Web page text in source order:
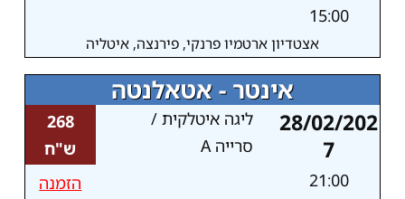
15:00
אצטדיון ארטמיו פרנקי, פירנצה, איטליה
אינטר - אטאלנטה
28/02/202
7
21:00
ליגה איטלקית /
סרייה A
268
ש"ח
הזמנה